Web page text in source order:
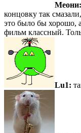
Меони:
концовку так
это было бы хорошо,
фильм классный.
Lu1: